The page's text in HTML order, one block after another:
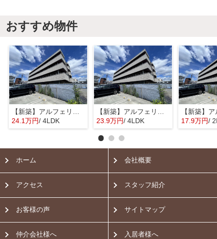
おすすめ物件
24.1万円/ 4LDK
23.9万円/ 4LDK 17.9万円/
ホーム 会社概要
アクセス スタッフ紹介
お客様の声 サイトマップ
仲介会社様へ 入居者様へ